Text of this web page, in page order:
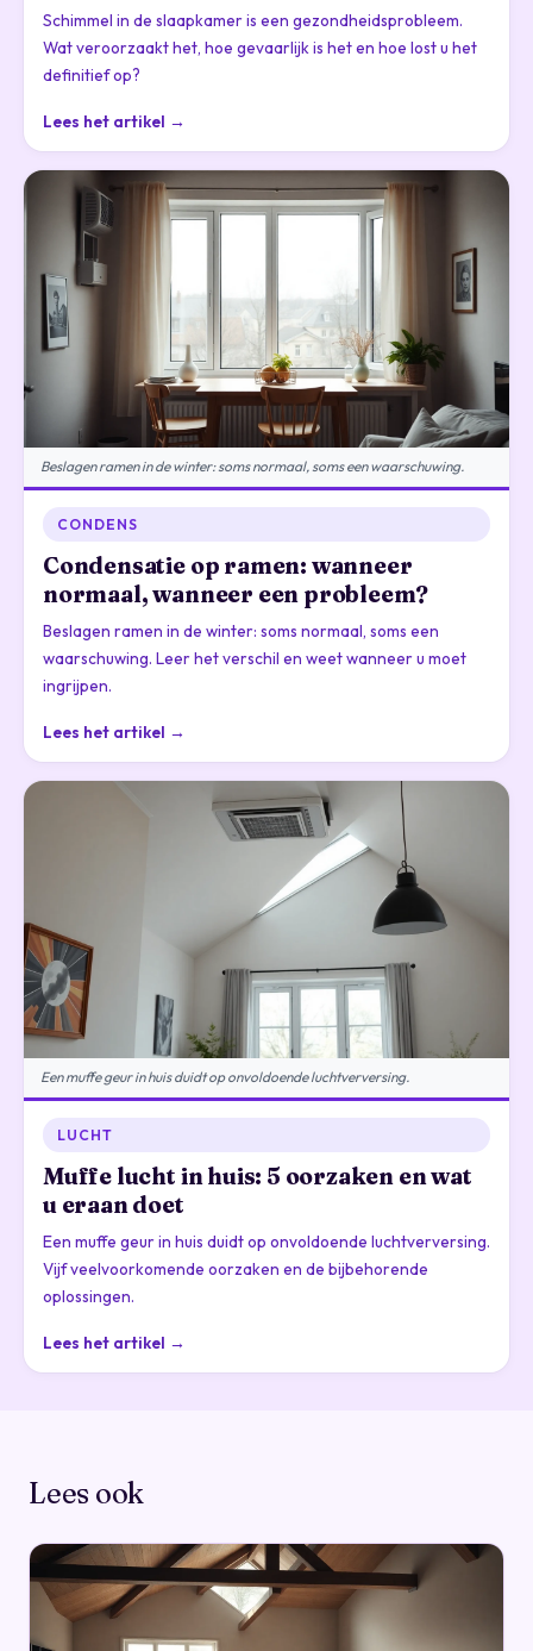
Schimmel in de slaapkamer is een gezondheidsprobleem.
Wat veroorzaakt het, hoe gevaarlijk is het en hoe lost u het
definitief op?
Lees het artikel →
Beslagen ramen in de winter: soms normaal, soms een waarschuwing.
CONDENS
Condensatie op ramen: wanneer
normaal, wanneer een probleem?
Beslagen ramen in de winter: soms normaal, soms een
waarschuwing. Leer het verschil en weet wanneer u moet
ingrijpen.
Lees het artikel →
Een muffe geur in huis duidt op onvoldoende luchtverversing.
LUCHT
Muffe lucht in huis: 5 oorzaken en wat
u eraan doet
Een muffe geur in huis duidt op onvoldoende luchtverversing.
Vijf veelvoorkomende oorzaken en de bijbehorende
oplossingen.
Lees het artikel →
Lees ook